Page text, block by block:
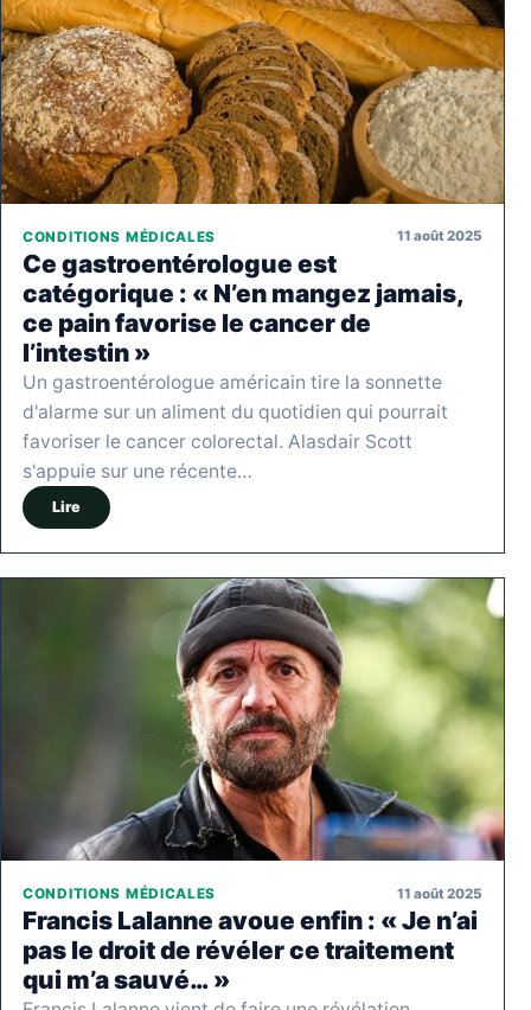
CONDITIONS MÉDICALES 11 août 2025
Ce gastroentérologue est
catégorique : « N’en mangez jamais,
ce pain favorise le cancer de
l’intestin »
Un gastroentérologue américain tire la sonnette
d'alarme sur un aliment du quotidien qui pourrait
favoriser le cancer colorectal. Alasdair Scott
s'appuie sur une récente…
Lire
CONDITIONS MÉDICALES 11 août 2025
Francis Lalanne avoue enfin : « Je n’ai
pas le droit de révéler ce traitement
qui m’a sauvé… »